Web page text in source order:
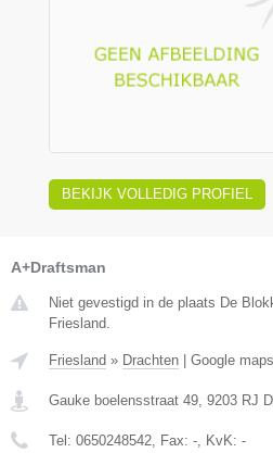
BEKIJK VOLLEDIG PROFIEL
A+Draftsman
Niet gevestigd in de plaats De
Friesland.
Friesland » Drachten Google maps
Gauke boelensstraat 49, 9203 RJ
Tel: 0650248542, Fax: -, KvK: -